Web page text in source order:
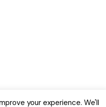
your experience. We'll